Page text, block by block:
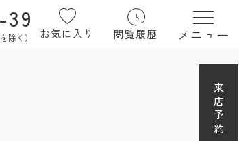
39
除く） お気に入り 閲覧履歴 メニュー
来店予約